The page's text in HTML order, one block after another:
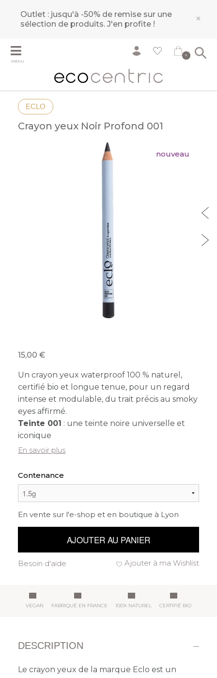
Outlet : jusqu'à -50% de remise sur une
sélection de produits.J'en profite ! ×
MENU
0
ECLO
Crayon yeux Noir Profond 001
nouveau
15,00
Un crayon yeux waterproof 100 % naturel,
certifié bio et longue tenue, pour un regard
intense et modulable, du trait précis au smoky
eyes affirmé.
Teinte 001 : une teinte noire universelle et
iconique
En savoir plus
Contenance
En vente sur l'e-shop et en boutique à Lyon
AJOUTER AU PANIER
Ajouter à ma Wishlist
Besoin d'aide
VEGAN FABRIQUÉ EN FRANCE 100% NATUREL CERTIFIÉ BIO
DESCRIPTION
Le crayon yeux de la marque Eclo est un